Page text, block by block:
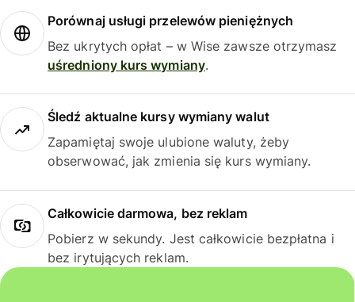
Porównaj usługi przelewów pieniężnych
Bez ukrytych opłat – w Wise zawsze otrzymasz
uśredniony kurs wymiany.
Śledź aktualne kursy wymiany walut
Zapamiętaj swoje ulubione waluty, żeby
obserwować, jak zmienia się kurs wymiany.
Całkowicie darmowa, bez reklam
Pobierz w sekundy. Jest całkowicie bezpłatna i
bez irytujących reklam.